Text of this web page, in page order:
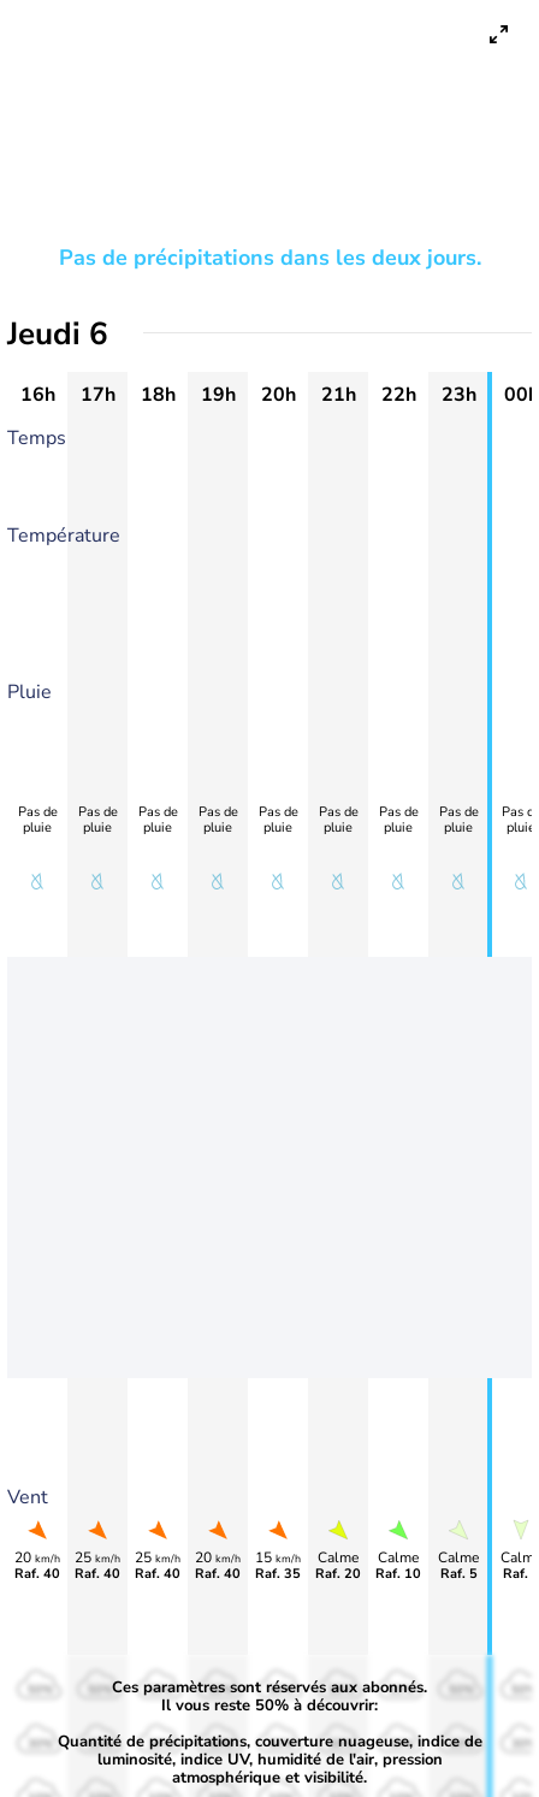
Pas de précipitations dans les deux jours.
Jeudi 6
16h 17h 18h 19h 20h 21h 22h 23h
00h
Temps
Température
Pluie
Vent
Pas de
pluie
20 km/h
Raf. 40
Pas de
pluie
25 km/h
Raf. 40
Pas de
pluie
25 km/h
Raf. 40
Pas de
pluie
20 km/h
Raf. 40
Pas de
pluie
15 km/h
Raf. 35
Pas de
pluie
Calme
Raf. 20
Pas de
pluie
Calme
Raf. 10
Pas de
pluie
Calme
Raf. 5
Pas
pluie
Raf. 5
50%
30%
50%
30%
50%
30%
50%
30%
50%
30%
50%
30%
50%
30% 30% 30%
Ces paramètres sont réservés aux abonnés.
Il vous reste 50% à découvrir:
Quantité de précipitations, couverture nuageuse, indice de
luminosité, indice UV, humidité de l'air, pression
atmosphérique et visibilité.